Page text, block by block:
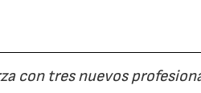
con tres nuevos